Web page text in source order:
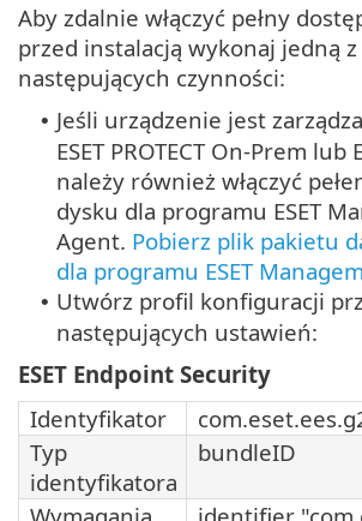
Aby zdalnie włączyć pełny
przed instalacją wykonaj jedną z
następujących czynności:
• Jeśli urządzenie jest
ESET PROTECT On-Prem lub
należy również włączyć
dysku dla programu ESET
Agent. Pobierz plik pakietu
dla programu ESET
• Utwórz profil konfiguracji
następujących ustawień:
ESET Endpoint Security
Identyfikator
Typ
identyfikatora
bundleID